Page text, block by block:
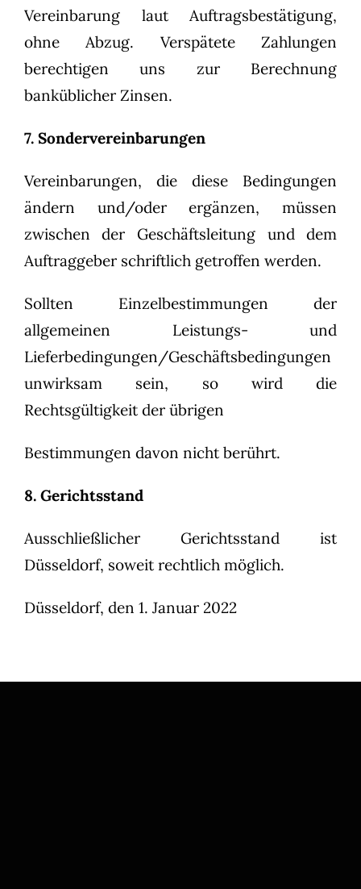
Vereinbarung laut Auftragsbestätigung,
ohne Abzug. Verspätete Zahlungen
berechtigen uns zur Berechnung
banküblicher Zinsen.
7. Sondervereinbarungen
Vereinbarungen, die diese Bedingungen
ändern und/oder ergänzen, müssen
zwischen der Geschäftsleitung und dem
Auftraggeber schriftlich getroffen werden.
Sollten Einzelbestimmungen der
allgemeinen Leistungs- und
Lieferbedingungen/Geschäftsbedingungen
unwirksam sein, so wird die
Rechtsgültigkeit der übrigen
Bestimmungen davon nicht berührt.
8. Gerichtsstand
Ausschließlicher Gerichtsstand ist
Düsseldorf, soweit rechtlich möglich.
Düsseldorf, den 1. Januar 2022